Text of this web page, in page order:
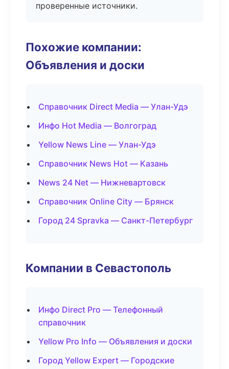
проверенные источники.
Похожие компании:
Объявления и доски
Справочник Direct Media — Улан-Удэ
Инфо Hot Media — Волгоград
Yellow News Line — Улан-Удэ
Справочник News Hot — Казань
News 24 Net — Нижневартовск
Справочник Online City — Брянск
Город 24 Spravka — Санкт-Петербург
Компании в Севастополь
Инфо Direct Pro — Телефонный
справочник
Yellow Pro Info — Объявления и доски
Город Yellow Expert — Городские